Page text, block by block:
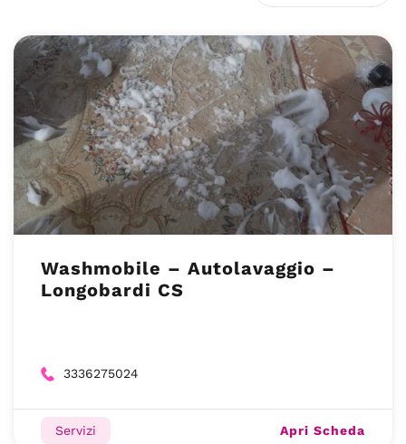
Washmobile – Autolavaggio –
Longobardi CS
3336275024
Servizi Apri Scheda